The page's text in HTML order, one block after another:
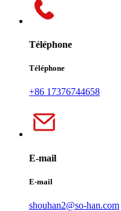
Téléphone
Téléphone
+86 17376744658
E-mail
E-mail
shouhan2@so-han.com